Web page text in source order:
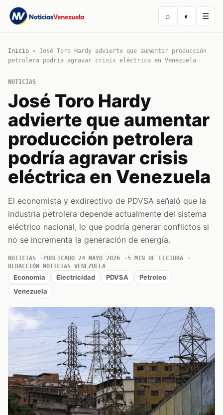
⌕ ◐ ☰
Inicio » José Toro Hardy advierte que aumentar producción
petrolera podría agravar crisis eléctrica en Venezuela
NOTICIAS
José Toro Hardy
advierte que aumentar
producción petrolera
podría agravar crisis
eléctrica en Venezuela
El economista y exdirectivo de PDVSA señaló que la
industria petrolera depende actualmente del sistema
eléctrico nacional, lo que podría generar conflictos si
no se incrementa la generación de energía.
NOTICIAS PUBLICADO 24 MAYO 2026
5 MIN DE LECTURA
REDACCIÓN NOTICIAS VENEZUELA
Economia Electricidad PDVSA
Petroleo
Venezuela